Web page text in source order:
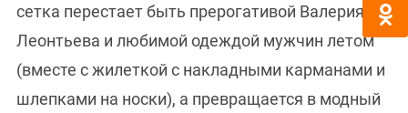
сетка перестает быть прерогативой Валерия
Леонтьева и любимой одеждой мужчин летом
(вместе с жилеткой с накладными карманами и
шлепками на носки), а превращается в модный